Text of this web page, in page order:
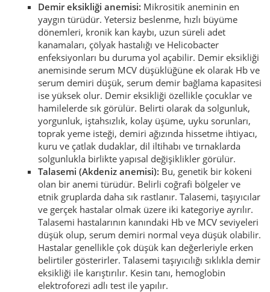
Demir eksikliği anemisi: Mikrositik aneminin en
yaygın türüdür. Yetersiz beslenme, hızlı büyüme
dönemleri, kronik kan kaybı, uzun süreli adet
kanamaları, çölyak hastalığı ve Helicobacter
enfeksiyonları bu duruma yol açabilir. Demir eksikliği
anemisinde serum MCV düşüklüğüne ek olarak Hb ve
serum demiri düşük, serum demir bağlama kapasitesi
ise yüksek olur. Demir eksikliği özellikle çocuklar ve
hamilelerde sık görülür. Belirti olarak da solgunluk,
yorgunluk, iştahsızlık, kolay üşüme, uyku sorunları,
toprak yeme isteği, demiri ağızında hissetme ihtiyacı,
kuru ve çatlak dudaklar, dil iltihabı ve tırnaklarda
solgunlukla birlikte yapısal değişiklikler görülür.
Talasemi (Akdeniz anemisi): Bu, genetik bir kökeni
olan bir anemi türüdür. Belirli coğrafi bölgeler ve
etnik gruplarda daha sık rastlanır. Talasemi, taşıyıcılar
ve gerçek hastalar olmak üzere iki kategoriye ayrılır.
Talasemi hastalarının kanındaki Hb ve MCV seviyeleri
düşük olup, serum demiri normal veya düşük olabilir.
Hastalar genellikle çok düşük kan değerleriyle erken
belirtiler gösterirler. Talasemi taşıyıcılığı sıklıkla demir
eksikliği ile karıştırılır. Kesin tanı, hemoglobin
elektroforezi adlı test ile yapılır.